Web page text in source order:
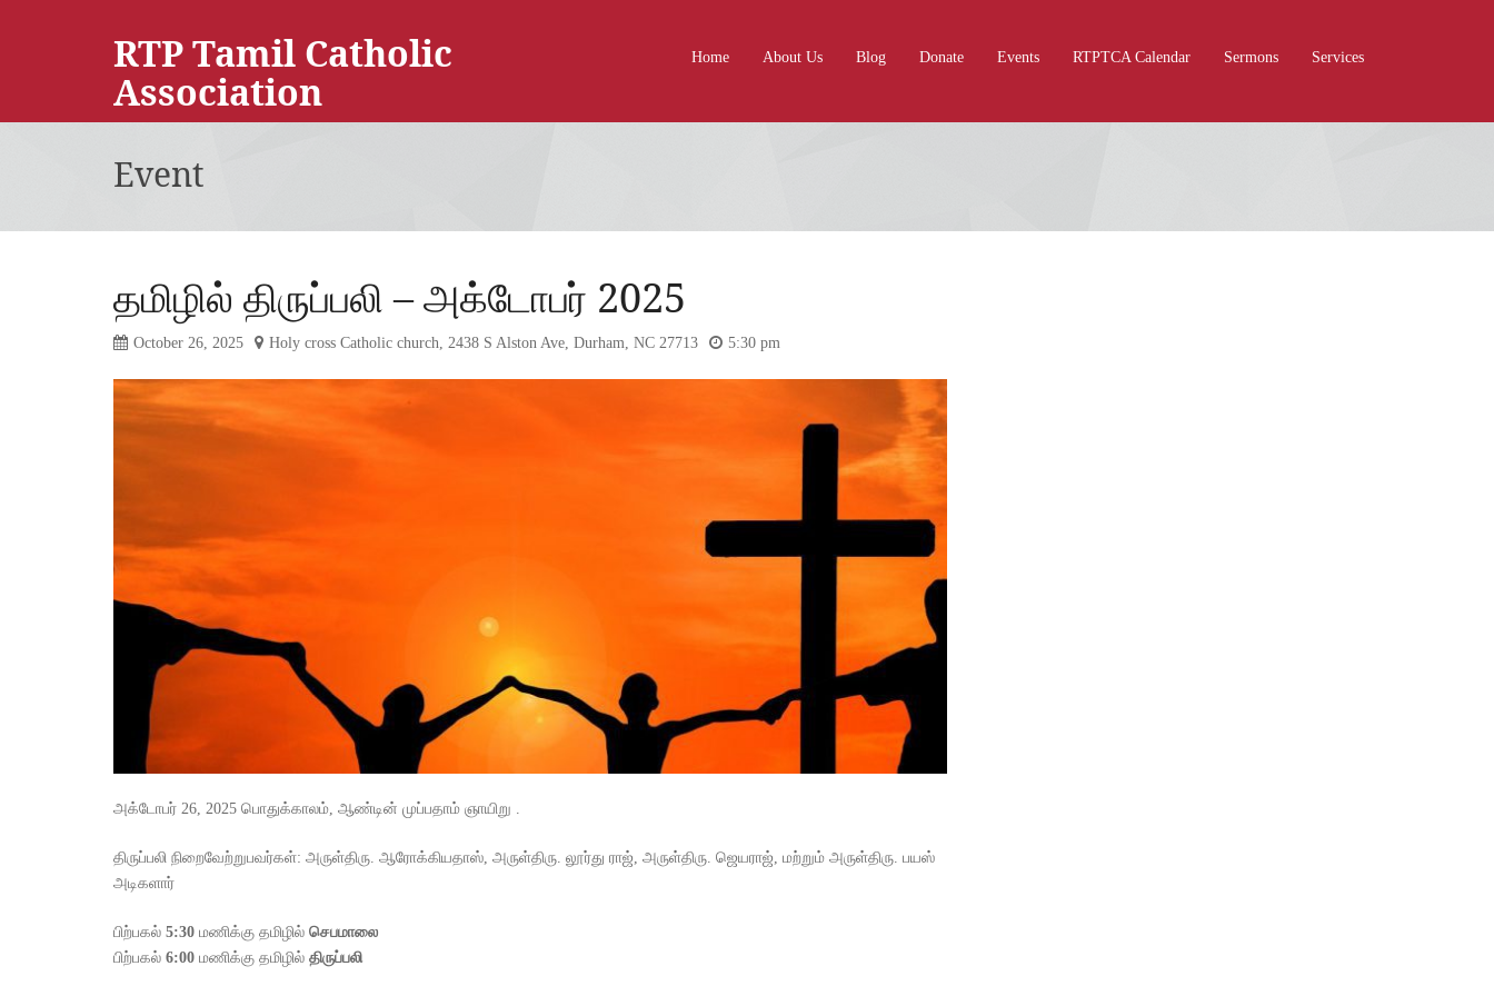
RTP Tamil Catholic
Association
Home About Us Blog Donate Events RTPTCA Calendar Sermons Services
Event
தமிழில் திருப்பலி – அக்டோபர் 2025
October 26, 2025 Holy cross Catholic church, 2438 S Alston Ave, Durham, NC 27713 5:30 pm
அக்டோபர் 26, 2025 பொதுக்காலம், ஆண்டின் முப்பதாம் ஞாயிறு .
திருப்பலி நிறைவேற்றுபவர்கள்: அருள்திரு. ஆரோக்கியதாஸ், அருள்திரு. லூர்து ராஜ், அருள்திரு. ஜெயராஜ், மற்றும் அருள்திரு. பயஸ்
அடிகளார்
பிற்பகல் 5:30 மணிக்கு தமிழில் செபமாலை
பிற்பகல் 6:00 மணிக்கு தமிழில் திருப்பலி